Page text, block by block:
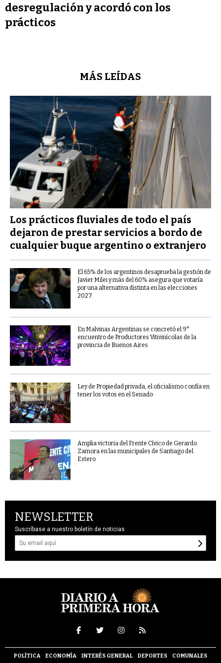
desregulación y acordó con los
prácticos
MÁS LEÍDAS
Los prácticos fluviales de todo el país
dejaron de prestar servicios a bordo de
cualquier buque argentino o extranjero
El 65% de los argentinos desaprueba la gestión de
Javier Milei y más del 60% asegura que votaría
por una alternativa distinta en las elecciones
2027.
En Malvinas Argentinas se concretó el 9°
encuentro de Productores Vitivinícolas de la
provincia de Buenos Aires
Ley de Propiedad privada, el oficialismo confía en
tener los votos en el Senado
Amplia victoria del Frente Cívico de Gerardo
Zamora en las municipales de Santiago del
Estero
NEWSLETTER
Suscríbase a nuestro boletín de noticias
POLÍTICA ECONOMÍA INTERÉS GENERAL DEPORTES COMUNALES